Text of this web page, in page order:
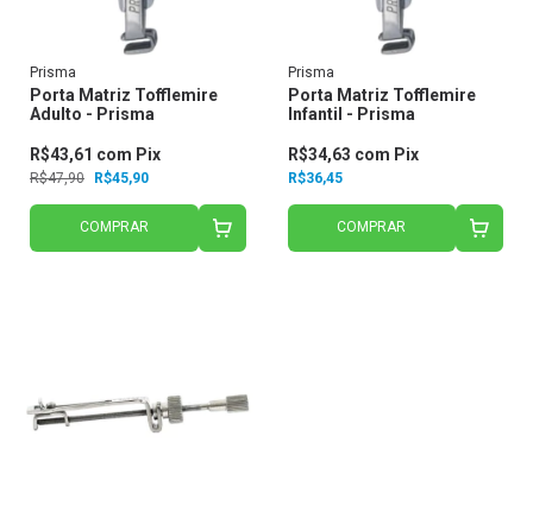
Prisma
Porta Matriz Tofflemire
Adulto - Prisma
R$47,90 R$45,90
R$43,61 com Pix
COMPRAR
Prisma
Porta Matriz Tofflemire
Infantil - Prisma
R$36,45
R$34,63 com Pix
COMPRAR